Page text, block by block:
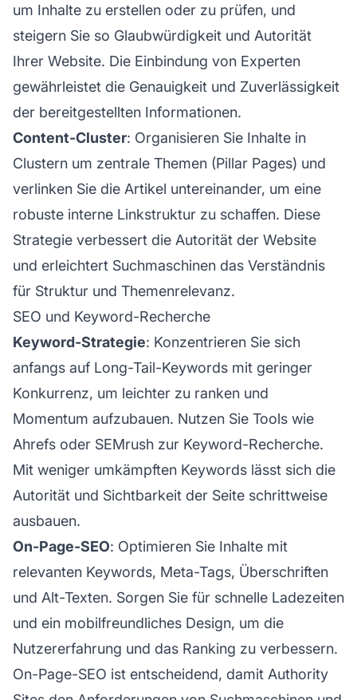
um Inhalte zu erstellen oder zu prüfen, und
steigern Sie so Glaubwürdigkeit und Autorität
Ihrer Website. Die Einbindung von Experten
gewährleistet die Genauigkeit und Zuverlässigkeit
der bereitgestellten Informationen.
Content-Cluster: Organisieren Sie Inhalte in
Clustern um zentrale Themen (Pillar Pages) und
verlinken Sie die Artikel untereinander, um eine
robuste interne Linkstruktur zu schaffen. Diese
Strategie verbessert die Autorität der Website
und erleichtert Suchmaschinen das Verständnis
für Struktur und Themenrelevanz.
SEO und Keyword-Recherche
Keyword-Strategie: Konzentrieren Sie sich
anfangs auf Long-Tail-Keywords mit geringer
Konkurrenz, um leichter zu ranken und
Momentum aufzubauen. Nutzen Sie Tools wie
Ahrefs oder SEMrush zur Keyword-Recherche.
Mit weniger umkämpften Keywords lässt sich die
Autorität und Sichtbarkeit der Seite schrittweise
ausbauen.
On-Page-SEO: Optimieren Sie Inhalte mit
relevanten Keywords, Meta-Tags, Überschriften
und Alt-Texten. Sorgen Sie für schnelle Ladezeiten
und ein mobilfreundliches Design, um die
Nutzererfahrung und das Ranking zu verbessern.
On-Page-SEO ist entscheidend, damit Authority